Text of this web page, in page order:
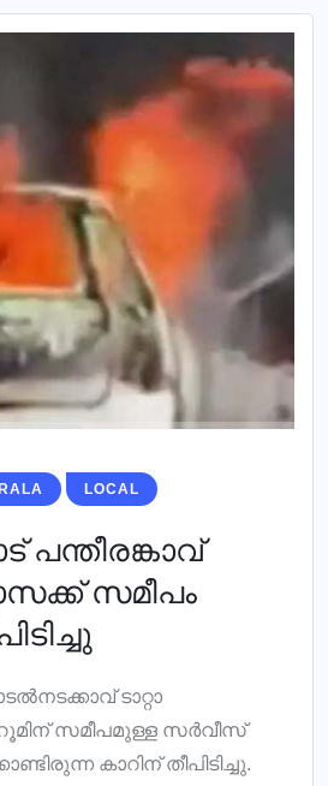
LOCAL
പന്തീരങ്കാവ്
സമീപം
ടാറ്റാ
സമീപമുള്ള സർവീസ്
കാറിന് തീപിടിച്ചു.